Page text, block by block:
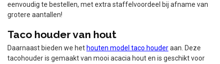
eenvoudig te bestellen, met extra staffelvoordeel bij afname van
grotere aantallen!
Taco houder van hout
Daarnaast bieden we het houten model taco houderaan. Deze
tacohouder is gemaakt van mooi acacia hout en is geschikt voor